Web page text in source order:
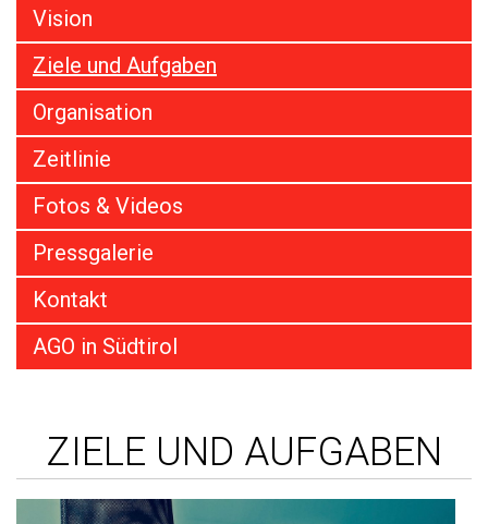
Vision
Ziele und Aufgaben
Organisation
Zeitlinie
Fotos & Videos
Pressgalerie
Kontakt
AGO in Südtirol
ZIELE UND AUFGABEN